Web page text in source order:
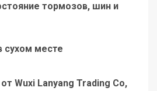
тормозов, шин и
сухом месте
Wuxi Lanyang Trading Co,